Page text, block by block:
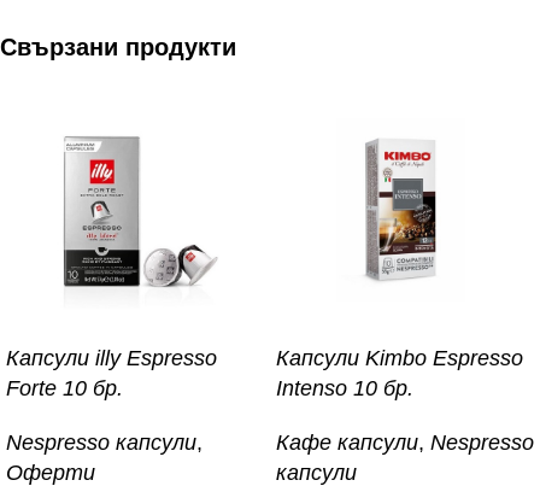
Свързани продукти
Капсули illy Espresso
Forte 10 бр.
Nespresso капсули,
Оферти
Капсули Kimbo Espresso
Intenso 10 бр.
Кафе капсули, Nespresso
капсули